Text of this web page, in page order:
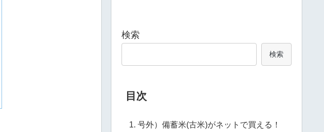
検索
検索
目次
号外）備蓄米(古米)がネットで買える！